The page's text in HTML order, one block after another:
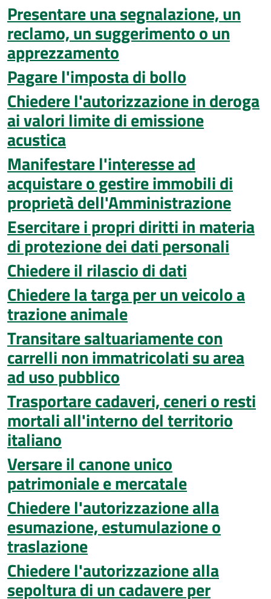
Presentare una segnalazione, un
reclamo, un suggerimento o un
apprezzamento
Pagare l'imposta di bollo
Chiedere l'autorizzazione in deroga
ai valori limite di emissione
acustica
Manifestare l'interesse ad
acquistare o gestire immobili di
proprietà dell'Amministrazione
Esercitare i propri diritti in materia
di protezione dei dati personali
Chiedere il rilascio di dati
Chiedere la targa per un veicolo a
trazione animale
Transitare saltuariamente con
carrelli non immatricolati su area
ad uso pubblico
Trasportare cadaveri, ceneri o resti
mortali all'interno del territorio
italiano
Versare il canone unico
patrimoniale e mercatale
Chiedere l'autorizzazione alla
esumazione, estumulazione o
traslazione
Chiedere l'autorizzazione alla
sepoltura di un cadavere per